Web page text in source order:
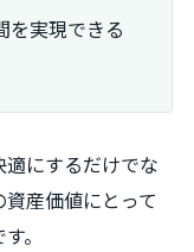
を実現できる
にするだけでな
産価値にとって
。